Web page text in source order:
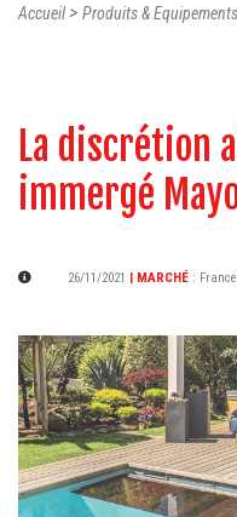
Accueil> Produits & Equipements
La discrétion
immergé
26/11/2021 | MARCHÉ : France